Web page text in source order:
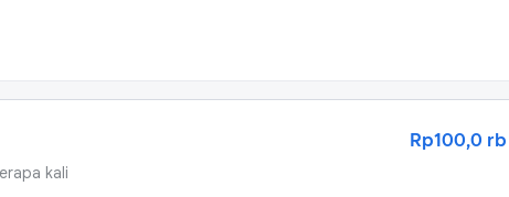
Rp100,0 rb
kali